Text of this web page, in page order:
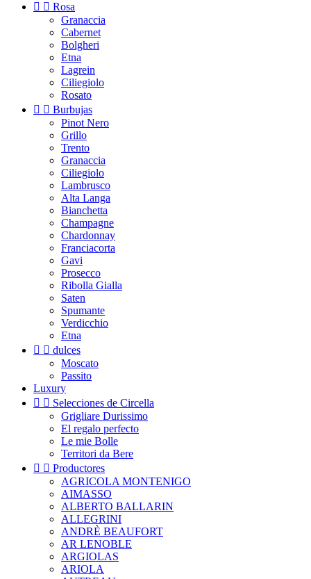
  Rosa
Granaccia
Cabernet
Bolgheri
Etna
Lagrein
Ciliegiolo
Rosato
  Burbujas
Pinot Nero
Grillo
Trento
Granaccia
Ciliegiolo
Lambrusco
Alta Langa
Bianchetta
Champagne
Chardonnay
Franciacorta
Gavi
Prosecco
Ribolla Gialla
Saten
Spumante
Verdicchio
Etna
  dulces
Moscato
Passito
Luxury
  Selecciones de Circella
Grigliare Durissimo
El regalo perfecto
Le mie Bolle
Territori da Bere
  Productores
AGRICOLA MONTENIGO
AIMASSO
ALBERTO BALLARIN
ALLEGRINI
ANDRÈ BEAUFORT
AR LENOBLE
ARGIOLAS
ARIOLA